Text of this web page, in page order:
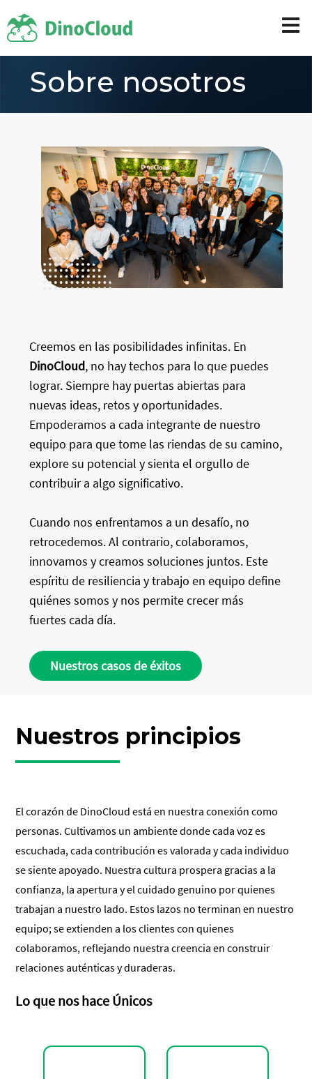
Sobre nosotros
Creemos en las posibilidades infinitas. En
DinoCloud, no hay techos para lo que puedes
lograr. Siempre hay puertas abiertas para
nuevas ideas, retos y oportunidades.
Empoderamos a cada integrante de nuestro
equipo para que tome las riendas de su camino,
explore su potencial y sienta el orgullo de
contribuir a algo significativo.
Cuando nos enfrentamos a un desafío, no
retrocedemos. Al contrario, colaboramos,
innovamos y creamos soluciones juntos. Este
espíritu de resiliencia y trabajo en equipo define
quiénes somos y nos permite crecer más
fuertes cada día.
Nuestros casos de éxitos
Nuestros principios
El corazón de DinoCloud está en nuestra conexión como
personas. Cultivamos un ambiente donde cada voz es
escuchada, cada contribución es valorada y cada individuo
se siente apoyado. Nuestra cultura prospera gracias a la
confianza, la apertura y el cuidado genuino por quienes
trabajan a nuestro lado. Estos lazos no terminan en nuestro
equipo; se extienden a los clientes con quienes
colaboramos, reflejando nuestra creencia en construir
relaciones auténticas y duraderas.
Lo que nos hace Únicos